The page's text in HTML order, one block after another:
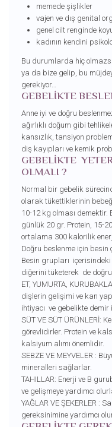
memede şişlikler
vajen ve dış genital
genel cilt renginde
kadının kendini
Bu durumlarda hiç
ya da bize gelip, bu
gerekiyor…
GEBELİKTE
Anne iyi ve doğru
ağırlıklı doğum gibi
kansızlık, tansiyon
diş kayıpları ve kemik
GEBELİKTE
OLMALI ?
Normal bir gebelik
olarak tükettiklerinin
10-12 kg olması demektir.
günlük 20 gr. Protein, 15-
ortalama 300 kalorilik
Doğru beslenme için
Besin grupları
diğerini tüketerek de
ET, YUMURTA,
dişlerin gelişimi ve kan
ihtiyacı ve gebelikte demir
SÜT VE SÜT ÜRÜNLERİ:
görevlidirler. Protein ve
kalsiyum alımı önemlidir.
SEBZE VE MEYVELER :
mineralleri sağlarlar.
TAHILLAR: Enerji ve B
ve gelişmeye yardımcı
YAĞLAR VE ŞEKERLER :
gereksinimine yardımcı